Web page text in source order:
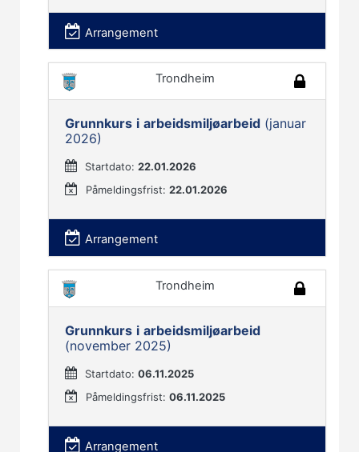
Arrangement
Trondheim
Grunnkurs i arbeidsmiljøarbeid (januar
2026)
Startdato:22.01.2026
Påmeldingsfrist:22.01.2026
Arrangement
Trondheim
Grunnkurs i arbeidsmiljøarbeid
(november 2025)
Startdato:06.11.2025
Påmeldingsfrist:06.11.2025
Arrangement